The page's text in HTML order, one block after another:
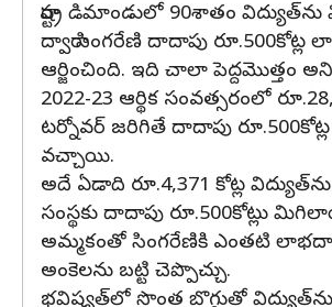
రాష్ట్ర డిమాండులో 90శాతం
ద్వారా సింగరేణి దాదాపు రూ.500కోట్ల
ఆర్జించింది. ఇది చాలా పెద్దమొత్తం
2022-23 ఆర్థిక సంవత్సరంలో
టర్నోవర్ జరిగితే దాదాపు
వచ్చాయి.
అదే ఏడాది రూ.4,371 కోట్ల
సంస్థకు దాదాపు రూ.500కోట్లు
అమ్మకంతో సింగరేణికి ఎంతటి
అంకెలను బట్టి చెప్పొచ్చు.
భవిష్యత్‌లో సొంత బొగ్గుతో